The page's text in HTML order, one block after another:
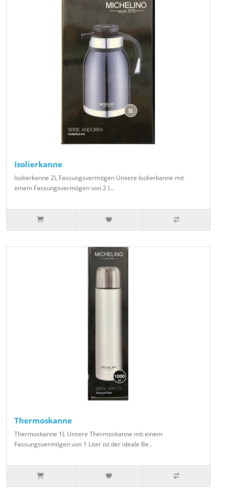
Isolierkanne
Isolierkanne 2L Fassungsvermögen Unsere Isolierkanne mit
einem Fassungsvermögen von 2 L..
Thermoskanne
Thermoskanne 1L Unsere Thermoskanne mit einem
Fassungsvermögen von 1 Liter ist der ideale Be..